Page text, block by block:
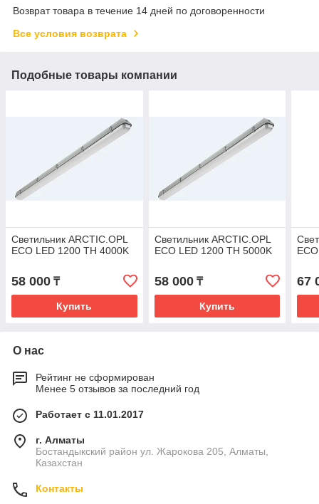
Возврат товара в течение 14 дней по договоренности
Все условия возврата
Подобные товары компании
Светильник ARCTIC.OPL
ECO LED 1200 TH 4000K
58 000 ₸
Купить
Светильник ARCTIC.OPL
ECO LED 1200 TH 5000K
58 000₸
Купить
67
О нас
Рейтинг не сформирован
Менее 5 отзывов за последний год
Работает с 11.01.2017
г. Алматы
Бостандыкский район ул. Жарокова 205, Алматы,
Казахстан
Контакты